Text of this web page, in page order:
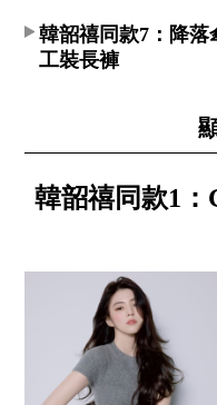
韓韶禧同款7：降落
工裝長褲​
韓韶禧同款1